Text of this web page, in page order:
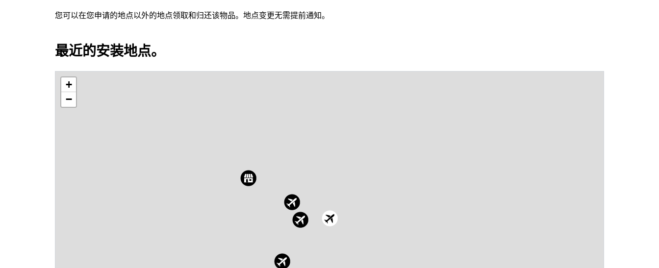
您可以在您申请的地点以外的地点领取和归还该物品。地点变更无需提前通知。
最近的安装地点。
+
−